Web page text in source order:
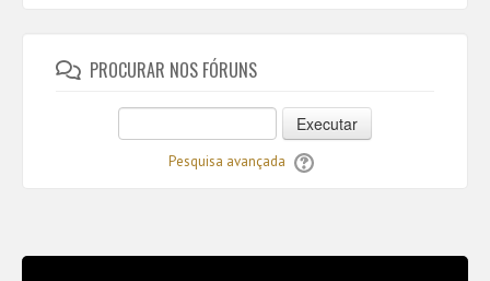
PROCURAR NOS FÓRUNS
Executar
Pesquisa avançada